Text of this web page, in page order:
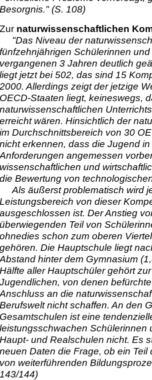
Besorgnis." (S. 108)
Zur naturwissenschaftlichen
"Das Niveau der
fünfzehnjährigen Schülerinnen
vergangenen 3 Jahren deutlich
liegt jetzt bei 502, das sind 15
2000. Allerdings zeigt der jetzige
OECD-Staaten liegt, keineswegs,
naturwissenschaftlichen
erreicht wären. Hinsichtlich der
im Durchschnittsbereich von 30
nicht erkennen, dass die Jugend
Anforderungen angemessen
wissenschaftlichen und
die Bewertung von
Als äußerst problematisch wird
Leistungsbereich von dieser
ausgeschlossen ist. Der Anstieg
überwiegenden Teil von
ohnedies schon zum oberen
gehören. Die Hauptschule liegt
Abstand hinter dem Gymnasium
Hälfte aller Hauptschüler gehört
Jugendlichen, von denen
Anschluss an die
Berufswelt nicht schaffen. An den
Gesamtschulen ist eine
leistungsschwachen Schülerinnen
Haupt- und Realschulen nicht. Es
neuen Daten die Frage, ob ein
von weiterführenden
143/144)